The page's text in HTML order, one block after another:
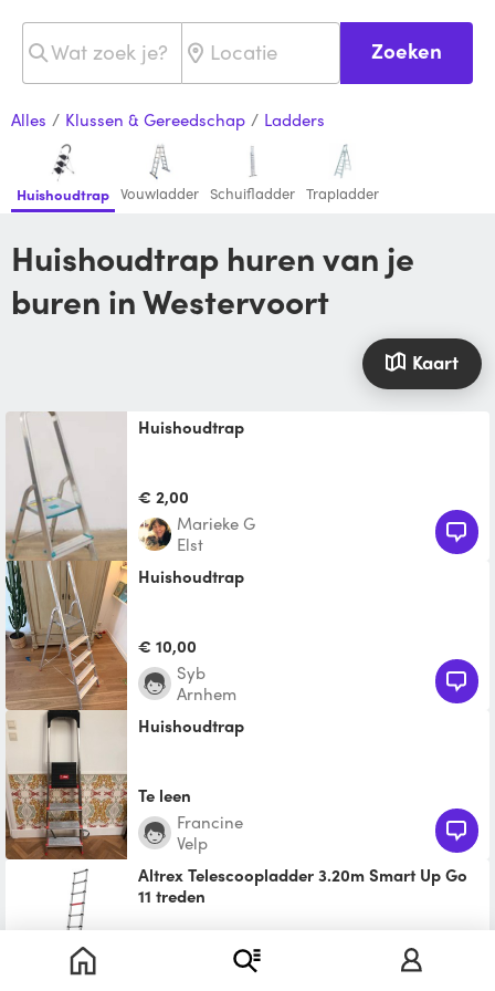
Zoeken
Alles / Klussen & Gereedschap / Ladders
Huishoudtrap Vouwladder Schuifladder Trapladder
Huishoudtrap huren van je
buren in Westervoort
Kaart
Huishoudtrap
€ 2,00
Marieke G
Elst
Huishoudtrap
€ 10,00
Syb
Arnhem
Huishoudtrap
Te leen
Francine
Velp
Altrex Telescoopladder 3.20m Smart Up Go
11 treden
van 3.20 met